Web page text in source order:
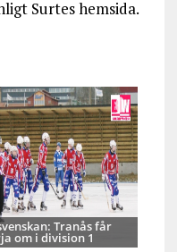
Surtes hemsida.
Tranås får
om i division 1